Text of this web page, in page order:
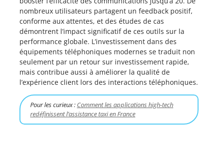
nombreux utilisateurs partagent un feedback positif,
conforme aux attentes, et des études de cas
démontrent l’impact significatif de ces outils sur la
performance globale. L’investissement dans des
équipements téléphoniques modernes se traduit non
seulement par un retour sur investissement rapide,
mais contribue aussi à améliorer la qualité de
l’expérience client lors des interactions téléphoniques.
Pour les curieux : Comment les applications high-tech
redéfinissent l’assistance taxi en France